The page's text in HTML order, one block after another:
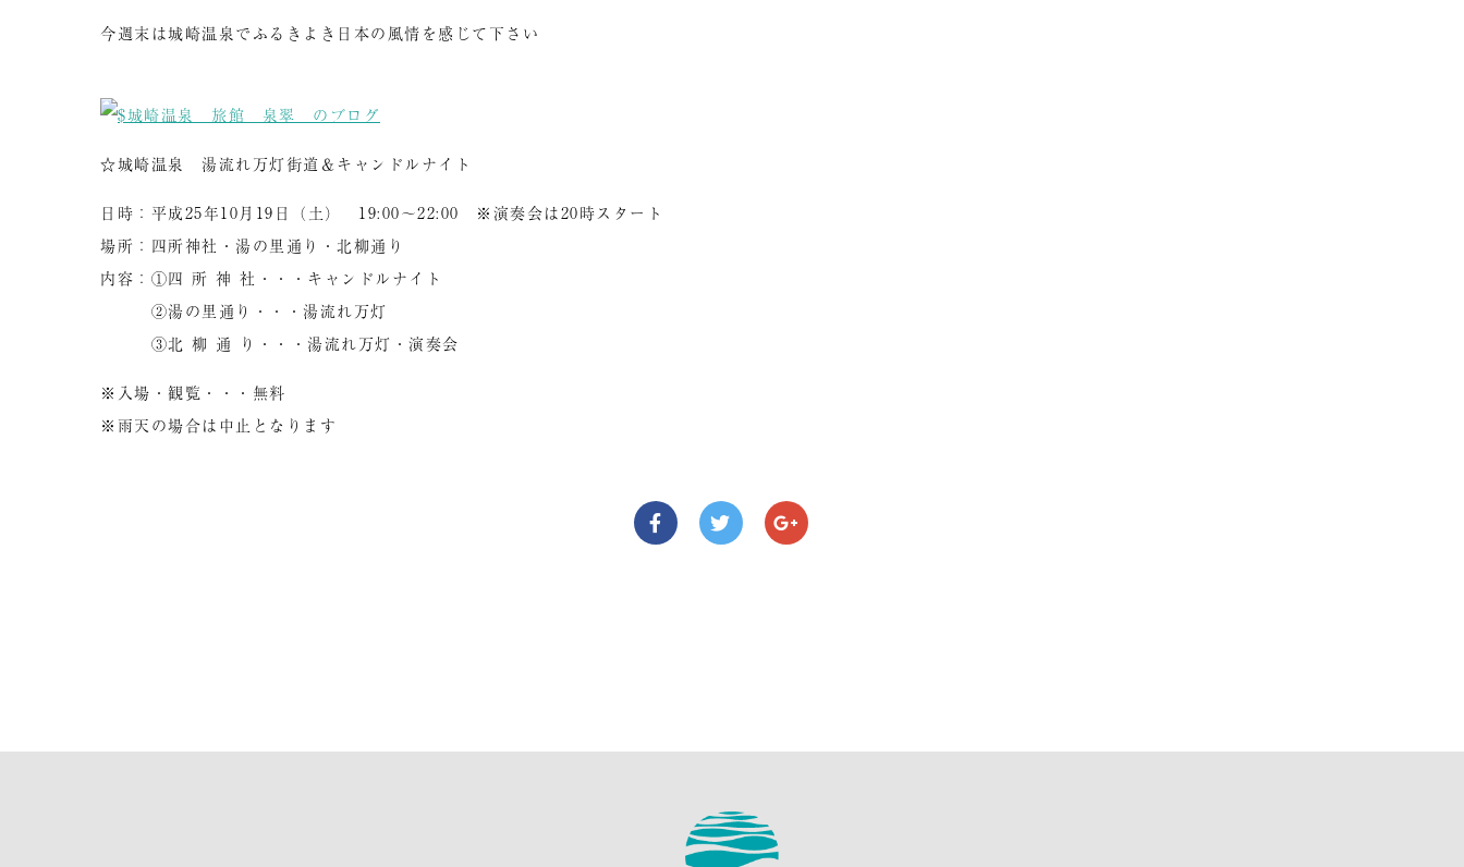
今週末は城崎温泉でふるきよき日本の風情を感じて下さい
☆城崎温泉 湯流れ万灯街道＆キャンドルナイト
日時：平成25年10月19日（土） 19:00～22:00 ※演奏会は20時スタート
場所：四所神社・湯の里通り・北柳通り
内容：①四 所 神 社・・・キャンドルナイト
②湯の里通り・・・湯流れ万灯
③北 柳 通 り・・・湯流れ万灯・演奏会
※入場・観覧・・・無料
※雨天の場合は中止となります